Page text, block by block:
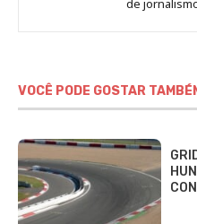
de
VOCÊ PODE GOSTAR